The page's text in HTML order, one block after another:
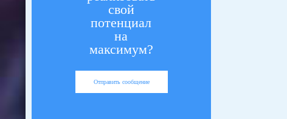
свой
потенциал
на
максимум?
Отправить сообщение